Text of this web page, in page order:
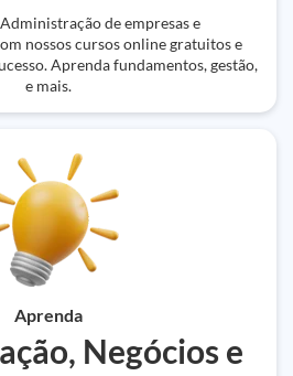
de empresas e
nossos cursos online gratuitos e
Aprenda fundamentos, gestão,
e mais.
Aprenda
Negócios e